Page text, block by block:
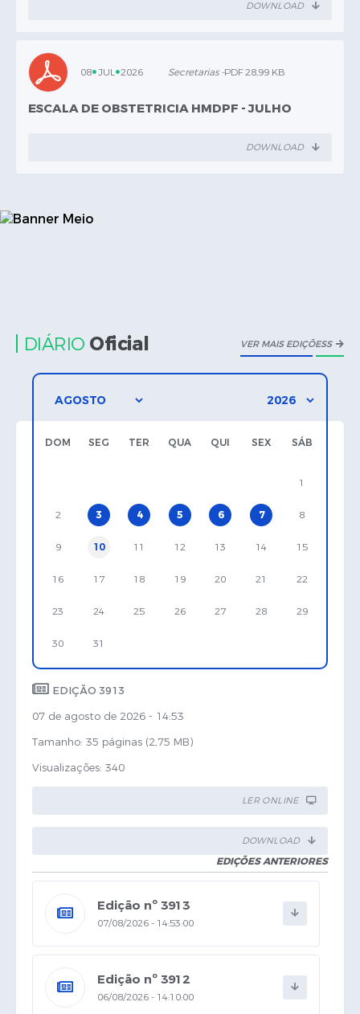
DOWNLOAD
08 JUL 2026 Secretarias -PDF 28,99 KB
ESCALA DE OBSTETRICIA HMDPF - JULHO
DOWNLOAD
DIÁRIO Oficial VER MAIS EDIÇÕESS
DOM SEG TER QUA QUI SEX SÁB
1
2 3 4 5 6 7 8
9 10 11 12 13 14 15
16 17 18 19 20 21 22
23 24 25 26 27 28 29
30 31
EDIÇÃO 3913
07 de agosto de 2026 - 14:53
Tamanho: 35 páginas (2,75 MB)
Visualizações: 340
LER ONLINE
DOWNLOAD
EDIÇÕES ANTERIORES
Edição nº 3913
07/08/2026 - 14:53:00
Edição nº 3912
06/08/2026 - 14:10:00